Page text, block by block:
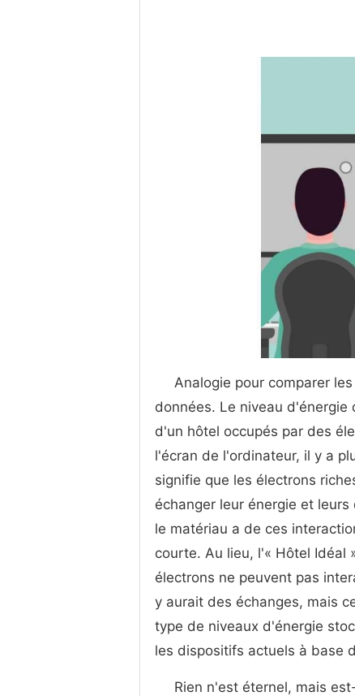
Analogie pour comparer
données. Le niveau
d'un hôtel occupés par des
l'écran de l'ordinateur, il y a
signifie que les électrons
échanger leur énergie et
le matériau a de ces
courte. Au lieu, l'« Hôtel Idéal
électrons ne peuvent pas
y aurait des échanges, mais
type de niveaux d'énergie
les dispositifs actuels à base
Rien n'est éternel, mais